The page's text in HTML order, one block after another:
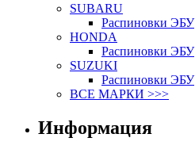
SUBARU
Распиновки ЭБУ
HONDA
Распиновки ЭБУ
SUZUKI
Распиновки ЭБУ
ВСЕ МАРКИ >>>
Информация